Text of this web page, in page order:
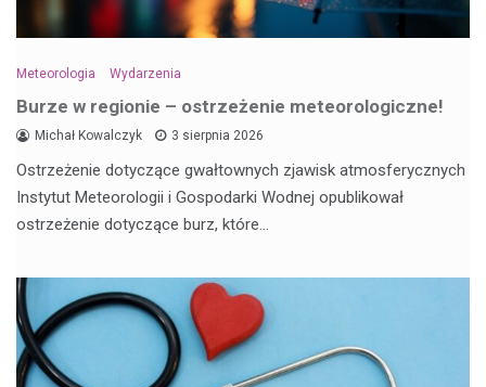
Meteorologia Wydarzenia
Burze w regionie – ostrzeżenie meteorologiczne!
Michał Kowalczyk 3 sierpnia 2026
Ostrzeżenie dotyczące gwałtownych zjawisk atmosferycznych
Instytut Meteorologii i Gospodarki Wodnej opublikował
ostrzeżenie dotyczące burz, które…